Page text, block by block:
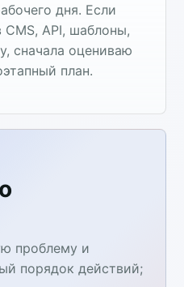
дня. Если
API, шаблоны,
сначала оцениваю
план.
проблему и
порядок действий;